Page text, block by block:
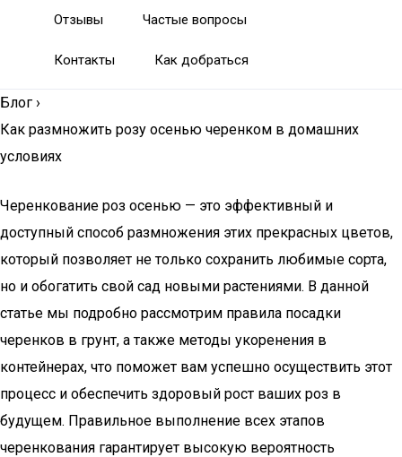
Отзывы Частые вопросы
Контакты Как добраться
Блог ›
Как размножить розу осенью черенком в домашних
условиях
Черенкование роз осенью — это эффективный и
доступный способ размножения этих прекрасных цветов,
который позволяет не только сохранить любимые сорта,
но и обогатить свой сад новыми растениями. В данной
статье мы подробно рассмотрим правила посадки
черенков в грунт, а также методы укоренения в
контейнерах, что поможет вам успешно осуществить этот
процесс и обеспечить здоровый рост ваших роз в
будущем. Правильное выполнение всех этапов
черенкования гарантирует высокую вероятность